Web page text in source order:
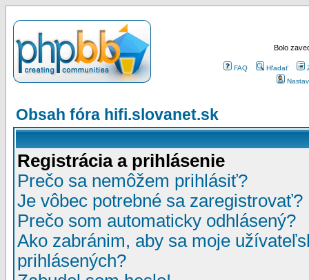
Bolo
FAQ Hľadať
Obsah fóra hifi.slovanet.sk
Registrácia a prihlásenie
Prečo sa nemôžem prihlásiť?
Je vôbec potrebné sa zaregistrovať?
Prečo som automaticky odhlásený?
Ako zabránim, aby sa moje
prihlásených?